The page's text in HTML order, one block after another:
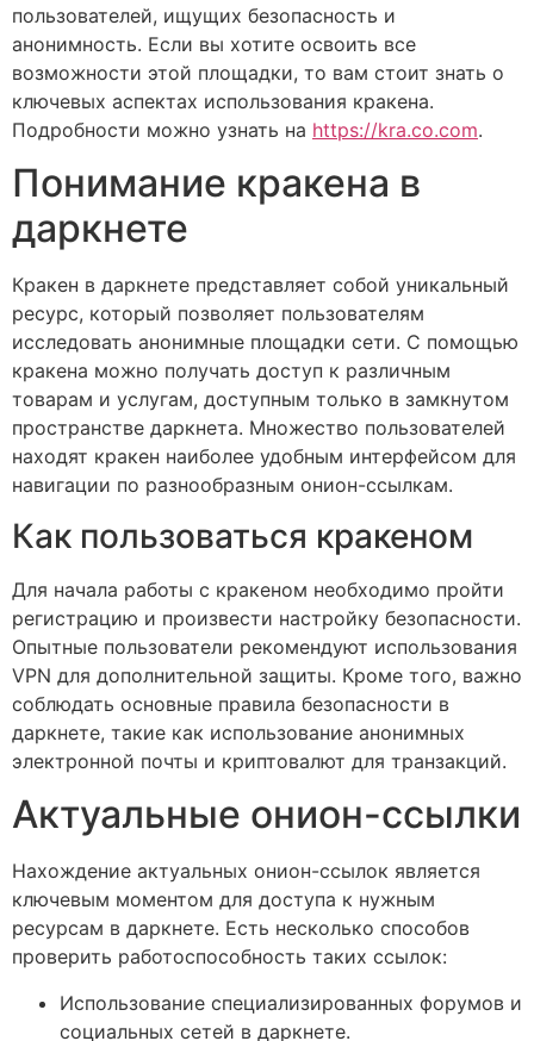
пользователей, ищущих безопасность и
анонимность. Если вы хотите освоить все
возможности этой площадки, то вам стоит знать о
ключевых аспектах использования кракена.
Подробности можно узнать на https://kra.co.com.
Понимание кракена в
даркнете
Кракен в даркнете представляет собой уникальный
ресурс, который позволяет пользователям
исследовать анонимные площадки сети. С помощью
кракена можно получать доступ к различным
товарам и услугам, доступным только в замкнутом
пространстве даркнета. Множество пользователей
находят кракен наиболее удобным интерфейсом для
навигации по разнообразным онион-ссылкам.
Как пользоваться кракеном
Для начала работы с кракеном необходимо пройти
регистрацию и произвести настройку безопасности.
Опытные пользователи рекомендуют использования
VPN для дополнительной защиты. Кроме того, важно
соблюдать основные правила безопасности в
даркнете, такие как использование анонимных
электронной почты и криптовалют для транзакций.
Актуальные онион-ссылки
Нахождение актуальных онион-ссылок является
ключевым моментом для доступа к нужным
ресурсам в даркнете. Есть несколько способов
проверить работоспособность таких ссылок:
Использование специализированных форумов и
социальных сетей в даркнете.